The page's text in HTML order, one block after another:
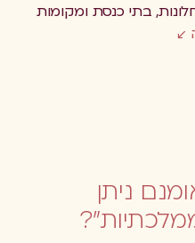
בתי כנסת ומקומות
ניתן